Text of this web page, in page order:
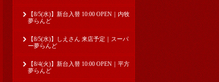
【8/5(水)】新台入替 10:00 OPEN｜内牧
夢らんど
【8/5(水)】しえさん 来店予定｜スーパ
ー夢らんど
【8/4(火)】新台入替 10:00 OPEN｜平方
夢らんど